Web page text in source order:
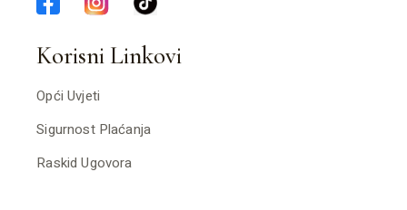
Korisni Linkovi
Opći Uvjeti
Sigurnost Plaćanja
Raskid Ugovora